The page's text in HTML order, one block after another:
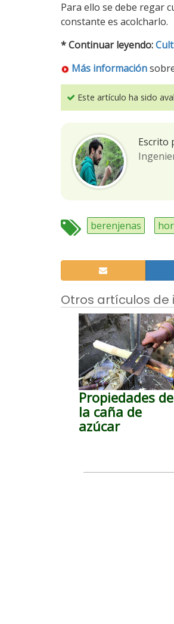
Para ello se debe regar
constante es acolcharlo.
* Continuar leyendo:
Más información
Este artículo ha sido
Escrito
berenjenas
Otros artículos de
Propiedades de
la caña de
azúcar